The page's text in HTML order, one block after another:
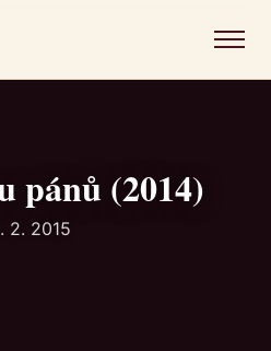
pánů (2014)
2. 2015